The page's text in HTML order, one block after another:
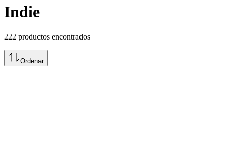
Indie
222 productos encontrados
Ordenar